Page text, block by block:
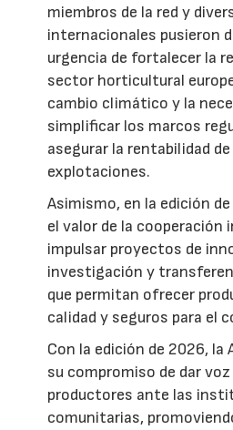
miembros de la red y
internacionales pusieron
urgencia de fortalecer la
sector horticultural
cambio climático y la
simplificar los marcos
asegurar la rentabilidad de
explotaciones.
Asimismo, en la edición
el valor de la cooperación
impulsar proyectos de
investigación y
que permitan ofrecer
calidad y seguros para el
Con la edición de 2026, la
su compromiso de dar
productores ante las
comunitarias,